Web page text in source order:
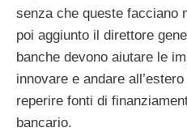
senza che queste facciano
poi aggiunto il direttore
banche devono aiutare le
innovare e andare
reperire fonti di
bancario.